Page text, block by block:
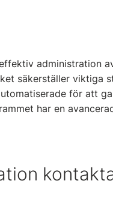
administration
säkerställer viktiga
för att
har en